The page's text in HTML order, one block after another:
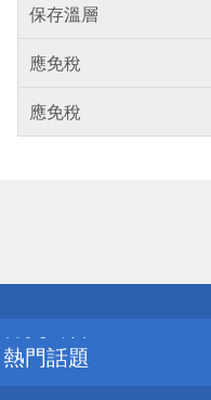
保存溫層
應免稅
應免稅
詐騙網頁！請小心！
得獎公告
熱門話題
銀行優惠